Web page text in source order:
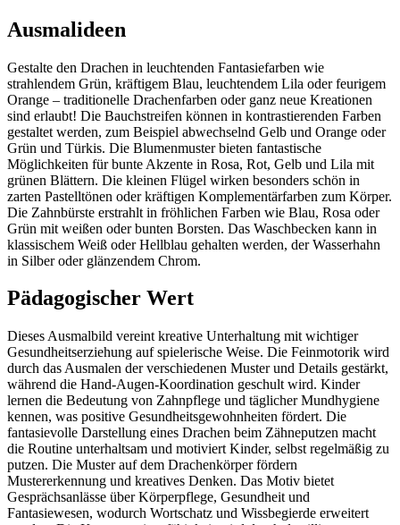
Ausmalideen
Gestalte den Drachen in leuchtenden Fantasiefarben wie
strahlendem Grün, kräftigem Blau, leuchtendem Lila oder feurigem
Orange – traditionelle Drachenfarben oder ganz neue Kreationen
sind erlaubt! Die Bauchstreifen können in kontrastierenden Farben
gestaltet werden, zum Beispiel abwechselnd Gelb und Orange oder
Grün und Türkis. Die Blumenmuster bieten fantastische
Möglichkeiten für bunte Akzente in Rosa, Rot, Gelb und Lila mit
grünen Blättern. Die kleinen Flügel wirken besonders schön in
zarten Pastelltönen oder kräftigen Komplementärfarben zum Körper.
Die Zahnbürste erstrahlt in fröhlichen Farben wie Blau, Rosa oder
Grün mit weißen oder bunten Borsten. Das Waschbecken kann in
klassischem Weiß oder Hellblau gehalten werden, der Wasserhahn
in Silber oder glänzendem Chrom.
Pädagogischer Wert
Dieses Ausmalbild vereint kreative Unterhaltung mit wichtiger
Gesundheitserziehung auf spielerische Weise. Die Feinmotorik wird
durch das Ausmalen der verschiedenen Muster und Details gestärkt,
während die Hand-Augen-Koordination geschult wird. Kinder
lernen die Bedeutung von Zahnpflege und täglicher Mundhygiene
kennen, was positive Gesundheitsgewohnheiten fördert. Die
fantasievolle Darstellung eines Drachen beim Zähneputzen macht
die Routine unterhaltsam und motiviert Kinder, selbst regelmäßig zu
putzen. Die Muster auf dem Drachenkörper fördern
Mustererkennung und kreatives Denken. Das Motiv bietet
Gesprächsanlässe über Körperpflege, Gesundheit und
Fantasiewesen, wodurch Wortschatz und Wissbegierde erweitert